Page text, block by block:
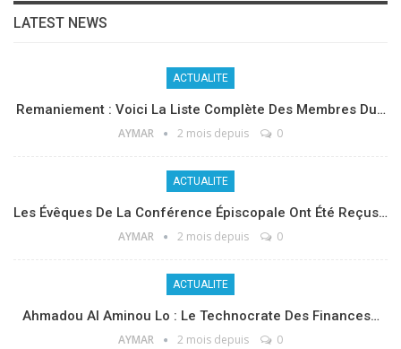
LATEST NEWS
ACTUALITE
Remaniement : Voici La Liste Complète Des Membres Du…
AYMAR 2 mois depuis 0
ACTUALITE
Les Évêques De La Conférence Épiscopale Ont Été Reçus…
AYMAR 2 mois depuis 0
ACTUALITE
Ahmadou Al Aminou Lo : Le Technocrate Des Finances…
AYMAR 2 mois depuis 0